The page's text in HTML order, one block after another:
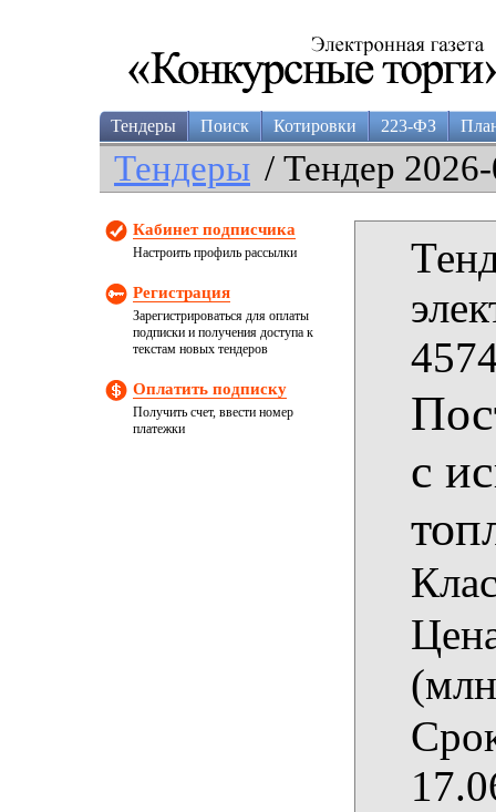
Тендеры Поиск Котировки 223-ФЗ
Тендеры / Тендер
Кабинет подписчика
Настроить профиль рассылки
Регистрация
Зарегистрироваться для оплаты
подписки и получения доступа к
текстам новых тендеров
Оплатить подписку
Получить счет, ввести номер
платежки
с